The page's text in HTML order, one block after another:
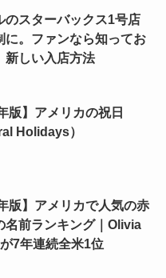
のスターバックス1号店
に。ファンなら知ってお
新しい入店方法
版】アメリカの祝日
Holidays）
版】アメリカで人気の赤
名前ランキング｜Olivia
7年連続全米1位